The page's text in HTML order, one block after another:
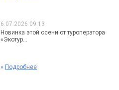
6.07.2026 09:13
Новинка этой осени от туроператора
«Экотур...
» Подробнее